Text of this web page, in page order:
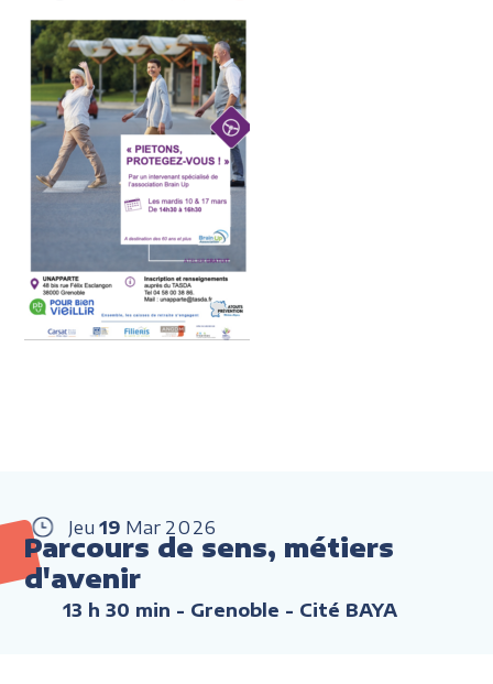
Jeu 19 Mar 2026
Parcours de sens, métiers
d'avenir
13 h 30 min - Grenoble - Cité BAYA